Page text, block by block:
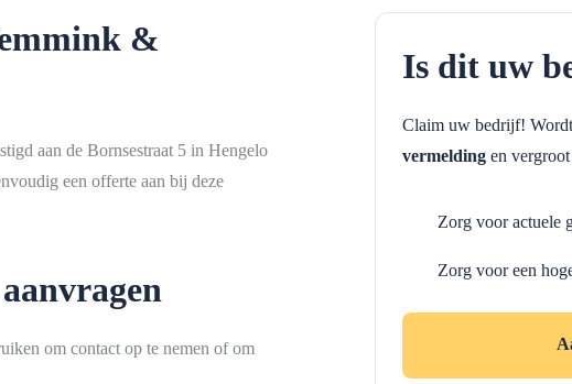
&
aan de Bornsestraat 5 in Hengelo
een offerte aan bij deze
om contact op te nemen of om
Is dit uw
Claim uw bedrijf!
vermelding en
Zorg voor actuele
Zorg voor een